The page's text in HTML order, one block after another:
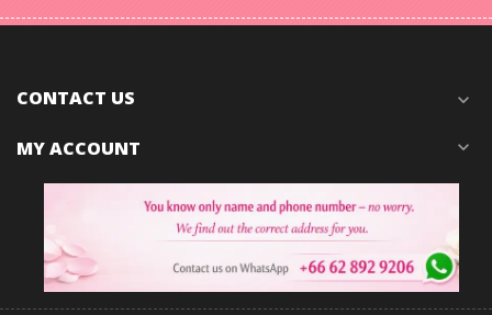
CONTACT US expand_more
MY ACCOUNT expand_more